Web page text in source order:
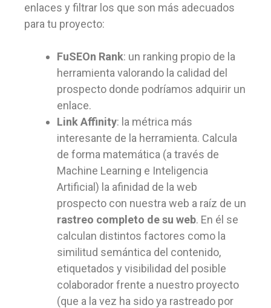
enlaces y filtrar los que son más adecuados
para tu proyecto:
FuSEOn Rank: un ranking propio de la
herramienta valorando la calidad del
prospecto donde podríamos adquirir un
enlace.
Link Affinity: la métrica más
interesante de la herramienta. Calcula
de forma matemática (a través de
Machine Learning e Inteligencia
Artificial) la afinidad de la web
prospecto con nuestra web a raíz de un
rastreo completo de su web. En él se
calculan distintos factores como la
similitud semántica del contenido,
etiquetados y visibilidad del posible
colaborador frente a nuestro proyecto
(que a la vez ha sido ya rastreado por